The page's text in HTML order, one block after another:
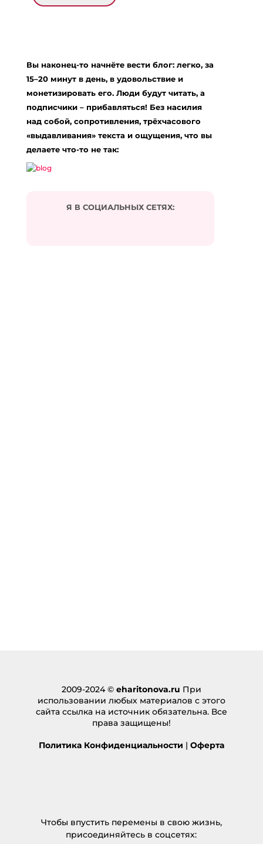
springfield hellcat 9mm:
15.04.2024 в 01:31
[…] Read More Information here to that Topic:
eharitonova.ru/stavit-celi-bessmyslenno/ […]
Ответить
celi-bessmyslenno/ […]
[…] There you will find 51425 more Information to
that Topic: eharitonova.ru/stavit-celi-
สับปะรด สล็อต ฝากถอนออโต้ ทรูวอเลท:
Ответить
mostbet
Вы наконец-то начнёте вести блог: легко, за
15–20 минут в день, в удовольствие и
монетизировать его. Люди будут читать, а
подписчики – прибавляться! Без насилия
над собой, сопротивления, трёхчасового
«выдавливания» текста и ощущения, что вы
делаете что-то не так:
Я В СОЦИАЛЬНЫХ СЕТЯХ:
2009-2024 © eharitonova.ru При
использовании любых материалов с этого
сайта ссылка на источник обязательна. Все
права защищены!
Политика Конфиденциальности | Оферта
Чтобы впустить перемены в свою жизнь,
присоединяйтесь в соцсетях: